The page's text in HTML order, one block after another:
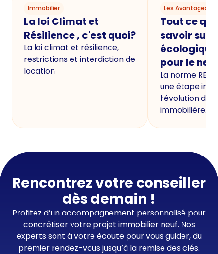
Immobilier
La loi Climat et
Résilience , c'est quoi?
La loi climat et résilience,
restrictions et interdiction de
location
Les Avantages
Tout ce
savoir sur
écologique
pour le
La norme
une étape
l’évolution de
immobilière.
Rencontrez votre conseiller
dès demain !
Profitez d’un accompagnement personnalisé pour
concrétiser votre projet immobilier neuf. Nos
experts sont à votre écoute pour vous guider, du
premier rendez-vous jusqu’à la remise des clés.